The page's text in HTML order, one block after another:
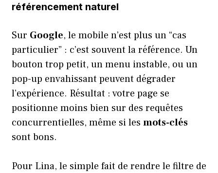
référencement naturel
Sur Google, le mobile n’est plus un “cas
particulier” : c’est souvent la référence. Un
bouton trop petit, un menu instable, ou un
pop-up envahissant peuvent dégrader
l’expérience. Résultat : votre page se
positionne moins bien sur des requêtes
concurrentielles, même si les mots-clés
sont bons.
Pour Lina, le simple fait de rendre le filtre de